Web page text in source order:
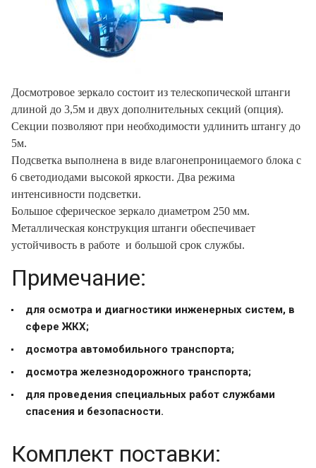
Досмотровое зеркало состоит из телескопической штанги
длиной до 3,5м и двух дополнительных секций (опция).
Секции позволяют при необходимости удлинить штангу до
5м.
Подсветка выполнена в виде влагонепроницаемого блока с
6 светодиодами высокой яркости. Два режима
интенсивности подсветки.
Большое сферическое зеркало диаметром 250 мм.
Металлическая конструкция штанги обеспечивает
устойчивость в работе и большой срок службы.
Примечание:
для осмотра и диагностики инженерных систем, в
сфере ЖКХ;
досмотра автомобильного транспорта;
досмотра железнодорожного транспорта;
для проведения специальных работ службами
спасения и безопасности.
Комплект поставки: